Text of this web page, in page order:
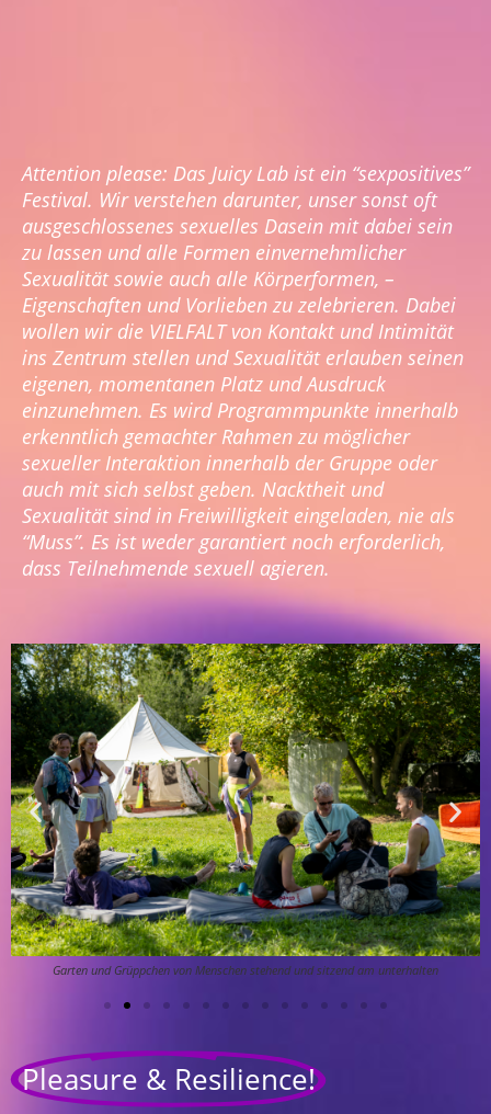
Attention please: Das Juicy Lab ist ein “sexpositives”
Festival. Wir verstehen darunter, unser sonst oft
ausgeschlossenes sexuelles Dasein mit dabei sein
zu lassen und alle Formen einvernehmlicher
Sexualität sowie auch alle Körperformen, –
Eigenschaften und Vorlieben zu zelebrieren. Dabei
wollen wir die VIELFALT von Kontakt und Intimität
ins Zentrum stellen und Sexualität erlauben seinen
eigenen, momentanen Platz und Ausdruck
einzunehmen. Es wird Programmpunkte innerhalb
erkenntlich gemachter Rahmen zu möglicher
sexueller Interaktion innerhalb der Gruppe oder
auch mit sich selbst geben. Nacktheit und
Sexualität sind in Freiwilligkeit eingeladen, nie als
“Muss”. Es ist weder garantiert noch erforderlich,
dass Teilnehmende sexuell agieren.
Garten und Grüppchen von Menschen stehend und sitzend am unterhalten
Pleasure & Resilience!